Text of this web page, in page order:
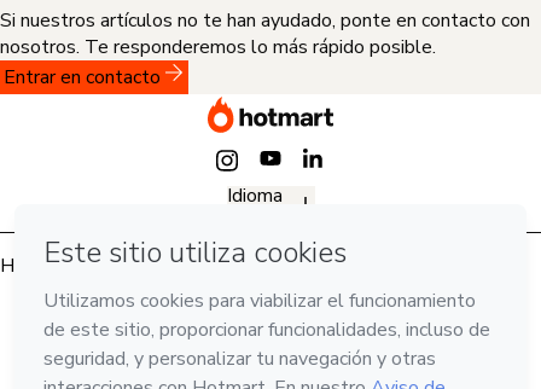
Si nuestros artículos no te han ayudado, ponte en contacto con
nosotros. Te responderemos lo más rápido posible.
Entrar en contacto
Idioma
Hotmart — 2011-2026 © Todos los derechos reservados